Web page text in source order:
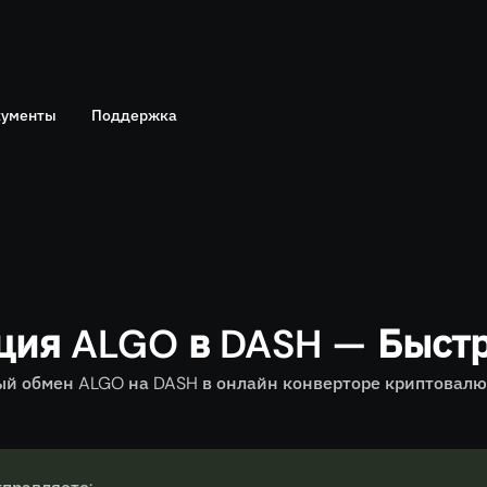
Поддержка
ALGO в DASH —
обмен ALGO на DASH в онлайн конверторе